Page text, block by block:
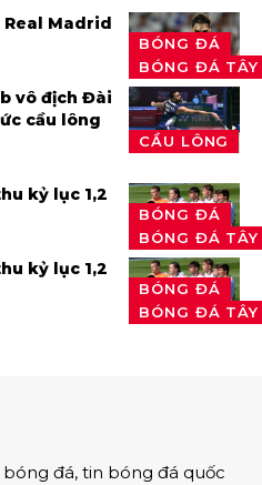
BÓNG ĐÁ
BÓNG ĐÁ
Real Madrid
CẦU LÔNG
vô địch Đài
cầu lông
BÓNG ĐÁ
BÓNG ĐÁ
kỷ lục 1,2
BÓNG ĐÁ
BÓNG ĐÁ
kỷ lục 1,2
bóng đá, tin bóng đá quốc